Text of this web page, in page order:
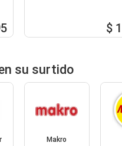
$
su surtido
Makro